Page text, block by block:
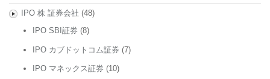
IPO 株 証券会社 (48)
IPO SBI証券 (8)
IPO カブドットコム証券 (7)
IPO マネックス証券 (10)